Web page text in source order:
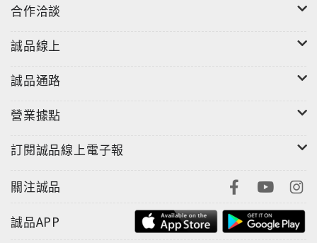
合作洽談
誠品線上
誠品通路
營業據點
訂閱誠品線上電子報
關注誠品
誠品APP